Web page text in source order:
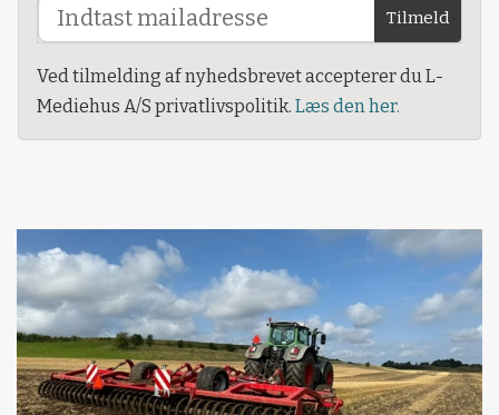
Tilmeld
Ved tilmelding af nyhedsbrevet accepterer du L-
Mediehus A/S privatlivspolitik. Læs den her.